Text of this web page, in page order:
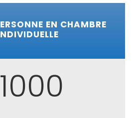
EN CHAMBRE
1000